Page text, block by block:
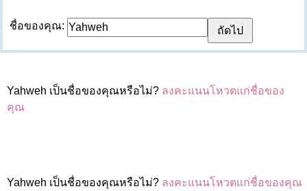
ชื่อของคุณ:
Yahweh เป็นชื่อของคุณหรือไม่? ลงคะแนนโหวตแก่ชื่อของ
คุณ
Yahweh เป็นชื่อของคุณหรือไม่? ลงคะแนนโหวตแก่ชื่อของคุณ